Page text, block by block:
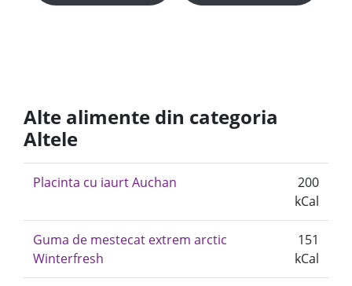
Alte alimente din categoria
Altele
Placinta cu iaurt Auchan
200
kCal
Guma de mestecat extrem arctic
Winterfresh
151
kCal